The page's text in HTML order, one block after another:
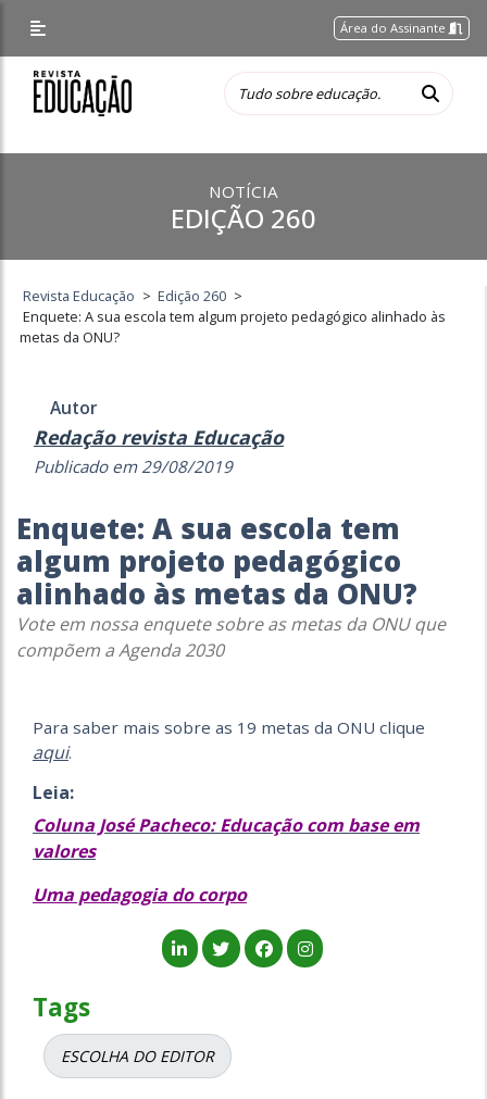
Área do Assinante
NOTÍCIA
EDIÇÃO 260
Revista Educação > Edição 260 >
Enquete: A sua escola tem algum projeto pedagógico alinhado às
metas da ONU?
Autor
Redação revista Educação
Publicado em 29/08/2019
Enquete: A sua escola tem
algum projeto pedagógico
alinhado às metas da ONU?
Vote em nossa enquete sobre as metas da ONU que
compõem a Agenda 2030
Para saber mais sobre as 19 metas da ONU clique
aqui.
Leia:
Coluna José Pacheco: Educação com base em
valores
Uma pedagogia do corpo
Tags
ESCOLHA DO EDITOR